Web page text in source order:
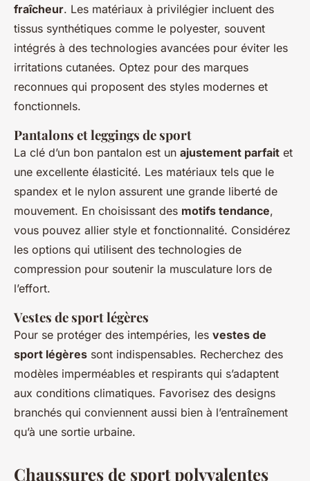
fraîcheur. Les matériaux à privilégier incluent des
tissus synthétiques comme le polyester, souvent
intégrés à des technologies avancées pour éviter les
irritations cutanées. Optez pour des marques
reconnues qui proposent des styles modernes et
fonctionnels.
Pantalons et leggings de sport
La clé d’un bon pantalon est un ajustement parfait et
une excellente élasticité. Les matériaux tels que le
spandex et le nylon assurent une grande liberté de
mouvement. En choisissant des motifs tendance,
vous pouvez allier style et fonctionnalité. Considérez
les options qui utilisent des technologies de
compression pour soutenir la musculature lors de
l’effort.
Vestes de sport légères
Pour se protéger des intempéries, les vestes de
sport légères sont indispensables. Recherchez des
modèles imperméables et respirants qui s’adaptent
aux conditions climatiques. Favorisez des designs
branchés qui conviennent aussi bien à l’entraînement
qu’à une sortie urbaine.
Chaussures de sport polyvalentes